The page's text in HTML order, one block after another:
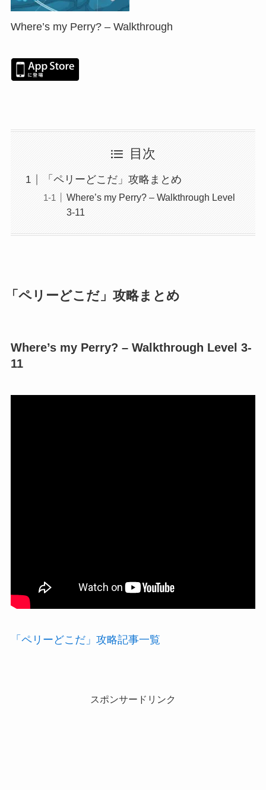
Where’s my Perry? – Walkthrough
目次
「ペリーどこだ」攻略まとめ
Where’s my Perry? – Walkthrough Level
3-11
「ペリーどこだ」攻略まとめ
Where’s my Perry? – Walkthrough Level 3-
11
「ペリーどこだ」攻略記事一覧
スポンサードリンク